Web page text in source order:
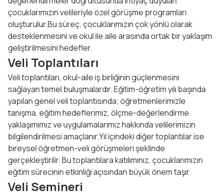
çocuklarımızın velileriyle özel görüşme programları
oluşturulur.Bu süreç, çocuklarımızın çok yönlü olarak
desteklenmesini ve okul ile aile arasında ortak bir yaklaşım
geliştirilmesini hedefler.
Veli Toplantıları
Veli toplantıları, okul-aile iş birliğinin güçlenmesini
sağlayan temel buluşmalardır. Eğitim-öğretim yılı başında
yapılan genel veli toplantısında; öğretmenlerimizle
tanışma, eğitim hedeflerimiz, ölçme-değerlendirme
yaklaşımımız ve uygulamalarımız hakkında velilerimizin
bilgilendirilmesi amaçlanır.Yıl içindeki diğer toplantılar ise
bireysel öğretmen-veli görüşmeleri şeklinde
gerçekleştirilir. Bu toplantılara katılımınız, çocuklarımızın
eğitim sürecinin etkinliği açısından büyük önem taşır.
Veli Semineri